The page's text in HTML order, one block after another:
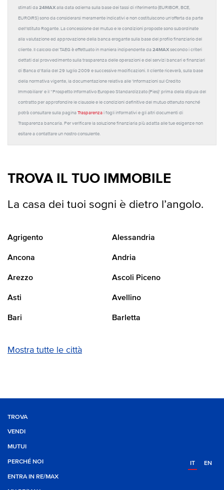
stimati da 24MAX alla data odierna sulla base dei tassi di riferimento (EURIBOR, BCE,
EUROIRS) sono da considerarsi meramente indicativi e non costituiscono un'offerta da parte
dell'Istituto Rogante. La concessione del mutuo e le condizioni proposte sono subordinate
alla valutazione ed approvazione della banca erogante sulla base del profilo finanziario del
cliente. Il calcolo del TAEG è effettuato in maniera indipendente da 24MAX secondo i criteri
dettati dal provvedimento sulla trasparenza delle operazioni e dei servizi bancari e finanziari
di Banca d'Italia del 29 luglio 2009 e successive modificazioni. Il cliente riceverà, sulla base
della normativa vigente, la documentazione relativa alle 'Informazioni sul Credito
Immobiliare' e il “Prospetto Informativo Europeo Standardizzato (Pies)' prima della stipula del
contratto per approfondire le clausole e le condizioni definitive del mutuo ottenuto nonché
potrà consultare sulla pagina Trasparenza i fogli informativi e gli altri documenti di
Trasparenza bancaria. Per verificare la soluzione finanziaria più adatta alle tue esigenze non
esitare a contattare un nostro consulente.
TROVA IL TUO IMMOBILE
La casa dei tuoi sogni è dietro l’angolo.
Agrigento Alessandria
Ancona Andria
Arezzo Ascoli Piceno
Asti Avellino
Bari Barletta
Mostra tutte le città
TROVA
VENDI
MUTUI
PERCHÉ NOI
ENTRA IN RE/MAX
IT EN